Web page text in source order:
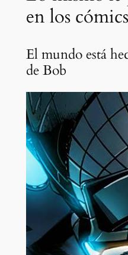
en los cómics
El mundo está
de Bob